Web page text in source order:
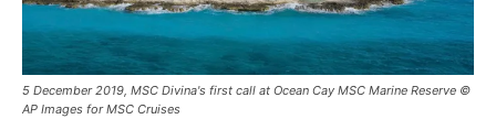
5 December 2019, MSC Divina's first call at Ocean Cay MSC Marine Reserve ©
AP Images for MSC Cruises